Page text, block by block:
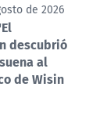
de 2026
descubrió
al
de Wisin